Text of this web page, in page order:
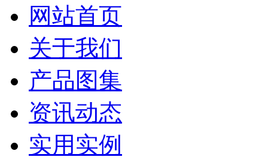
网站首页
关于我们
产品图集
资讯动态
实用实例